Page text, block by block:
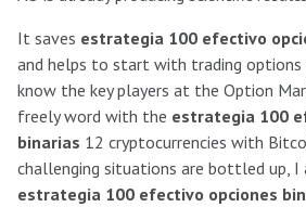
It saves estrategia 100 efectivo
and helps to start with trading options
know the key players at the Option
freely word with the estrategia 100
binarias 12 cryptocurrencies with
challenging situations are bottled up, I
estrategia 100 efectivo opciones